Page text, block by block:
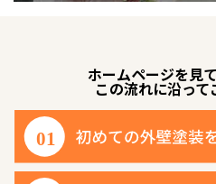
ホームページを見
この流れに沿って